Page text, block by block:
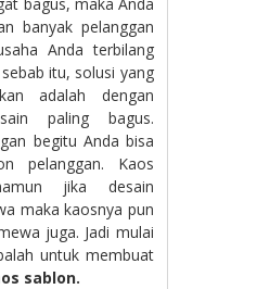
banyak pelanggan
Anda terbilang
itu, solusi yang
adalah dengan
paling bagus.
begitu Anda bisa
pelanggan. Kaos
jika desain
maka kaosnya pun
juga. Jadi mulai
untuk membuat
sablon.